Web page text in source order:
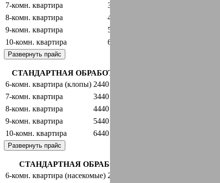
7-комн. квартира 3440 руб.
8-комн. квартира 4440 руб.
9-комн. квартира 5440 руб.
10-комн. квартира 6440 руб.
Развернуть прайс
СТАНДАРТНАЯ ОБРАБОТКА + ГАРАНТИЯ
6-комн. квартира (клопы) 2440 руб.
7-комн. квартира 3440 руб.
8-комн. квартира 4440 руб.
9-комн. квартира 5440 руб.
10-комн. квартира 6440 руб.
Развернуть прайс
СТАНДАРТНАЯ ОБРАБОТКА + ГАРАНТИЯ
6-комн. квартира (насекомые) 2440 руб.